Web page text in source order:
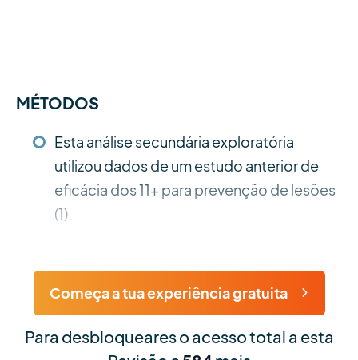
MÉTODOS
Esta análise secundária exploratória
utilizou dados de um estudo anterior de
eficácia dos 11+ para prevenção de lesões
(1).
Começa a tua experiência gratuita
Para desbloqueares o acesso total a esta